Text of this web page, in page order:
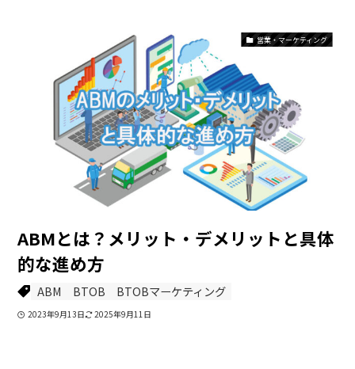
営業・マーケティング
ABMとは？メリット・デメリットと具体
的な進め方
ABM BTOB BTOBマーケティング
2023年9月13日 2025年9月11日